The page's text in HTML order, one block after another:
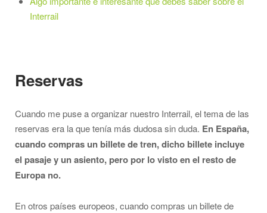
Interrail
Reservas
Cuando me puse a organizar nuestro Interrail, el tema de las
reservas era la que tenía más dudosa sin duda. En España,
cuando compras un billete de tren, dicho billete incluye
el pasaje y un asiento, pero por lo visto en el resto de
Europa no.
En otros países europeos, cuando compras un billete de